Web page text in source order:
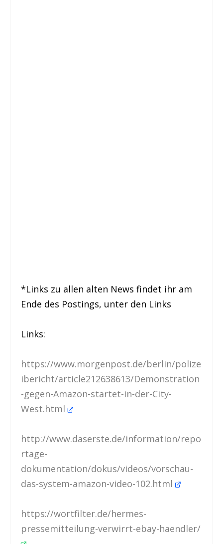
*Links zu allen alten News findet ihr am
Ende des Postings, unter den Links
Links:
https://www.morgenpost.de/berlin/polize
ibericht/article212638613/Demonstration
-gegen-Amazon-startet-in-der-City-
West.html
http://www.daserste.de/information/repo
rtage-
dokumentation/dokus/videos/vorschau-
das-system-amazon-video-102.html
https://wortfilter.de/hermes-
pressemitteilung-verwirrt-ebay-haendler/